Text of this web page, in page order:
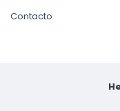
Contacto